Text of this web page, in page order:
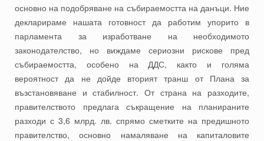
основно на подобряване на събираемостта на данъци. Ние
декларираме нашата готовност да работим упорито в
парламента за изработване на необходимото
законодателство, но виждаме сериозни рискове пред
събираемостта, особено на ДДС, както и голяма
вероятност да не дойде вторият транш от Плана за
възстановяване и стабилност. От страна на разходите,
правителството предлага съкращение на планираните
разходи с 3,6 млрд. лв. спрямо сметките на предишното
правителство, основно намаляване на капиталовите